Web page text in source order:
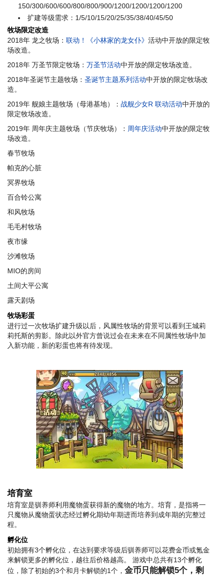
150/300/600/600/800/800/900/1200/1200/1200/1200
扩建等级需求：1/5/10/15/20/25/35/38/40/45/50
牧场限定改造
2018年 龙之牧场： 联动！《小林家的龙女仆》 活动中开放的限定牧
场改造。
2018年 万圣节限定牧场： 万圣节活动中开放的限定牧场改造。
2018年圣诞节主题牧场： 圣诞节主题系列活动中开放的限定牧场改
造。
2019年 舰娘主题牧场（母港基地）： 战舰少女R 联动活动中开放的
限定牧场改造。
2019年 周年庆主题牧场（节庆牧场）： 周年庆活动中开放的限定牧
场改造。
春节牧场
帕克的心脏
冥界牧场
百合铃公寓
和风牧场
毛毛村牧场
夜市缘
沙滩牧场
MIO的房间
土间大平公寓
露天剧场
牧场彩蛋
进行过一次牧场扩建升级以后，风属性牧场的背景可以看到王城莉
莉托斯的剪影。除此以外官方曾说过会在未来在不同属性牧场中加
入新功能，新的彩蛋也将有待发现。
培育室
培育室是驯养师利用魔物蛋获得新的魔物的地方。培育，是指将一
只魔物从魔物蛋状态经过孵化期幼年期进而培养到成年期的完整过
程。
孵化位
初始拥有3个孵化位，在达到要求等级后驯养师可以花费金币或氪金
来解锁更多的孵化位，越往后价格越高。 游戏中总共有13个孵化
位，除了初始的3个和月卡解锁的1个， 金币只能解锁5个，剩